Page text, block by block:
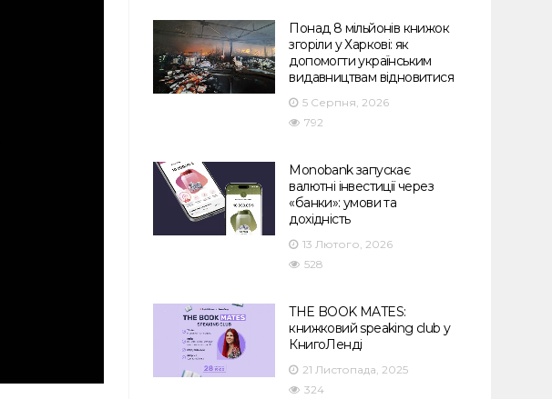
Понад 8 мільйонів книжок
згоріли у Харкові: як
допомогти українським
видавництвам відновитися
5 Серпня, 2026
792
Monobank запускає
валютні інвестиції через
«банки»: умови та
дохідність
13 Лютого, 2026
528
THE BOOK MATES:
книжковий speaking club у
КнигоЛенді
21 Листопада, 2025
324